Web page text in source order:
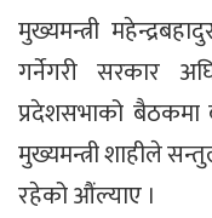
मुख्यमन्त्री
गर्नेगरी सरकार
प्रदेशसभाको बैठकमा
मुख्यमन्त्री शाहीले
रहेको औंल्याए ।